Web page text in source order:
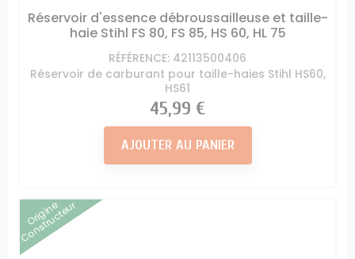
Réservoir d'essence débroussailleuse et taille-
haie Stihl FS 80, FS 85, HS 60, HL 75
RÉFÉRENCE: 42113500406
Réservoir de carburant pour taille-haies Stihl HS60,
HS61
Prix
45,99 €
AJOUTER AU PANIER
Origine
Constructeur